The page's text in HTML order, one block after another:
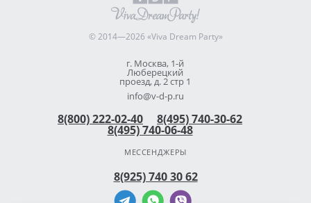
© 2014—2026 «Viva Dream Party»
г. Москва, 1-й
Люберецкий
проезд, д. 2 стр 1
info@v-d-p.ru
8(800) 222-02-40 8(495) 740-30-62
8(495) 740-06-48
МЕССЕНДЖЕРЫ
8(925) 740 30 62